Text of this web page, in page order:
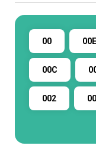
00 00E
00C
002